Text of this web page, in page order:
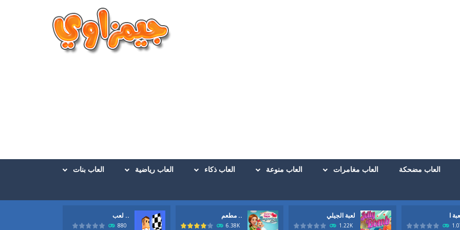
العاب بنات العاب رياضية العاب ذكاء العاب منوعة العاب مغامرات العاب مضحكة
لعب ..
880
مطعم ..
6.38K
لعبة الجيلي
1.22K
في الحصول علي الجزر الاصفر الذيذ وايضا في كل مرحةل ان تجمع ال3 نجوم. ولاكن في اسرع وقت وقبل...